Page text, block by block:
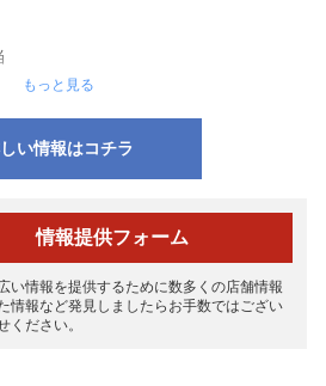
が初めての方、未経験者さん・初心
は優しいスタッフ、優しいお客様ばっ
初めてという方も安心してスタートで
りなので、緊張しなくて大丈夫。
。ノルマやペナルティーは一切ござい
気張らずいつも通りのあなたのままで
てるので、どしどしご応募下さい♡♡
もっと見る
い情報はコチラ
い情報を提供するために数多くの店舗情報
情報など発見しましたらお手数ではござい
ください。
情報提供フォーム